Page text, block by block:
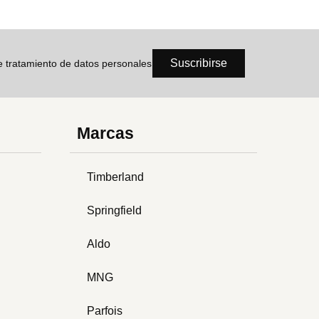
tratamiento de datos personales Suscribirse
Marcas
Timberland
Springfield
Aldo
MNG
Parfois